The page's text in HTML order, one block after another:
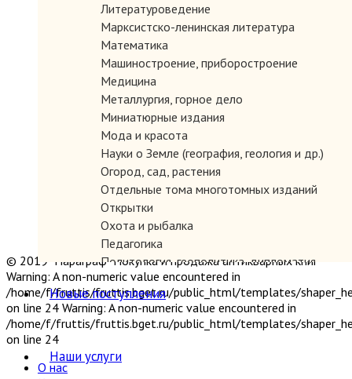
Литературоведение
Марксистско-ленинская литература
Математика
Машиностроение, приборостроение
Медицина
Металлургия, горное дело
Миниатюрные издания
Мода и красота
Науки о Земле (география, геология и др.)
Огород, сад, растения
Отдельные тома многотомных изданий
Открытки
Охота и рыбалка
Педагогика
Политология, геополитика, дипломатия
Популярная научно-техническая литература
Промышленность, производство
Психология
Путешествия. Географические открытия
Религия
Новые поступления
Наши услуги
© 2019 "Параграф" Покупка и продажа антикварных книг
Warning: A non-numeric value encountered in
/home/f/fruttis/fruttis.bget.ru/public_html/templates/
on line 24 Warning: A non-numeric value encountered in
/home/f/fruttis/fruttis.bget.ru/public_html/templates/
on line 24
О нас